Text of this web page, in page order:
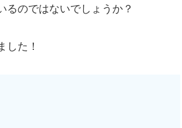
るのではないでしょうか？
した！